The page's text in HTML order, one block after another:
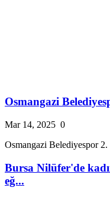
Osmangazi
Mar 14, 2025 0
Osmangazi Belediyespor 2.
Bursa Nilüfer'de
eğ...